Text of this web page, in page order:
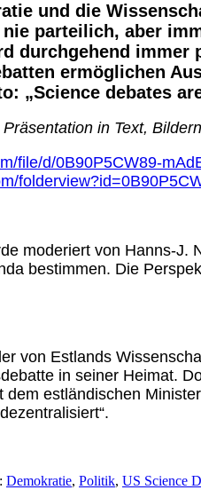
und die
parteilich, aber
durchgehend
ermöglichen
„Science debates
in Text,
file/d/0B90P5CW89-
moderiert von Hanns-J.
bestimmen. Die
von Estlands
in seiner Heimat.
dem estländischen
Demokratie, Politik, US Science